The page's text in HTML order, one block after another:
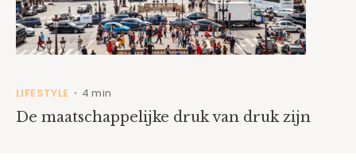
LIFESTYLE • 4 min
De maatschappelijke druk van druk zijn